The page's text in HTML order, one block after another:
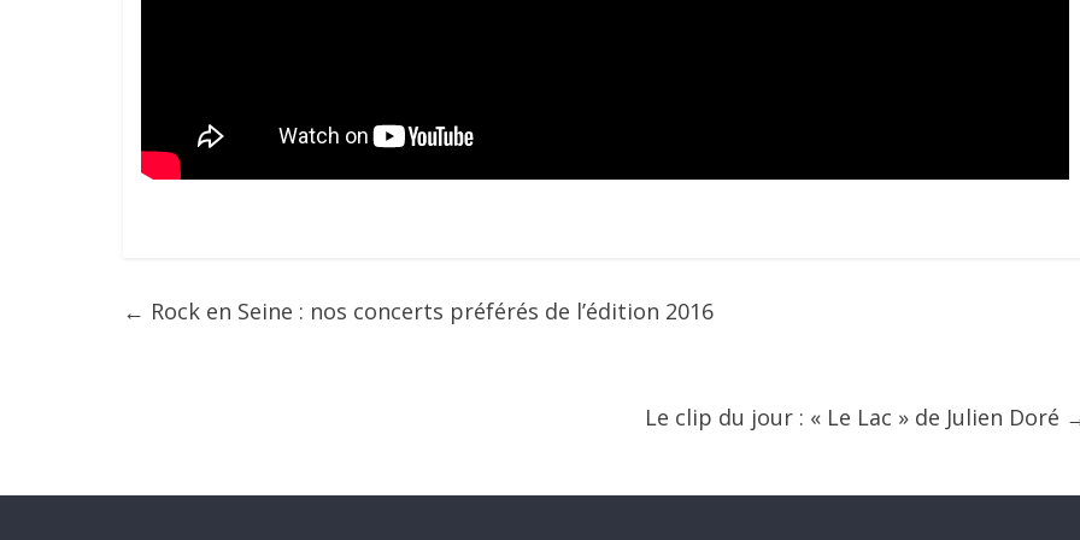
← Rock en Seine : nos concerts préférés de l’édition 2016
Le clip du jour : « Le Lac » de Julien Doré